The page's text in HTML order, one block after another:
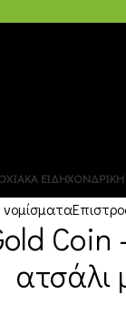
ΕΙΔΗΧΟΝΔΡΙΚΗ
νομίσματα
Coin
ατσάλι